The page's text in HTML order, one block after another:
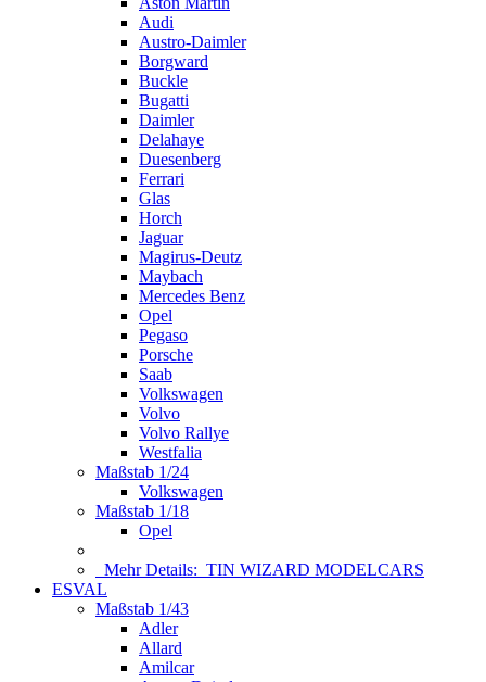
Audi
Austro-Daimler
Borgward
Buckle
Bugatti
Daimler
Delahaye
Duesenberg
Ferrari
Glas
Horch
Jaguar
Magirus-Deutz
Maybach
Mercedes Benz
Opel
Pegaso
Porsche
Saab
Volkswagen
Volvo
Volvo Rallye
Westfalia
Maßstab 1/24
Volkswagen
Maßstab 1/18
Opel
Mehr Details: TIN WIZARD MODELCARS
ESVAL
Maßstab 1/43
Adler
Allard
Amilcar